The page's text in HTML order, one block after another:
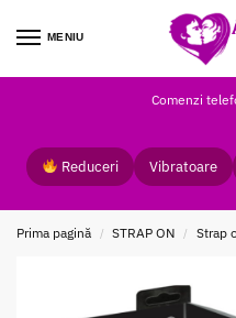
MENIU
Comenzi
Reduceri Vibratoare
Prima pagină / STRAP ON / Strap